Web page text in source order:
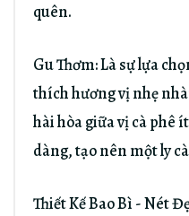
quên.
Gu Thơm: Là sự lựa
thích hương vị nhẹ
hài hòa giữa vị cà phê
dàng, tạo nên một ly
Thiết Kế Bao Bì - Nét